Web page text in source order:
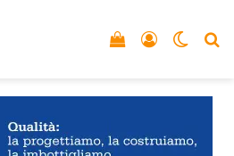
Accedi
Vedi il carrello